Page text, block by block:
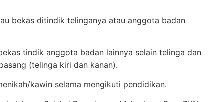
bekas ditindik telinganya atau anggota badan
tindik anggota badan lainnya selain telinga dan
(telinga kiri dan kanan).
kawin selama mengikuti pendidikan.